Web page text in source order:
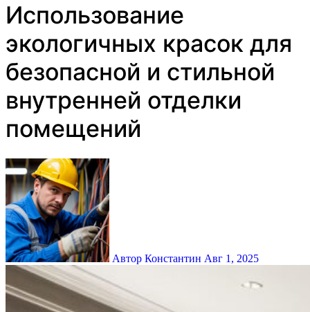
Использование
экологичных красок для
безопасной и стильной
внутренней отделки
помещений
Автор Константин Авг 1, 2025